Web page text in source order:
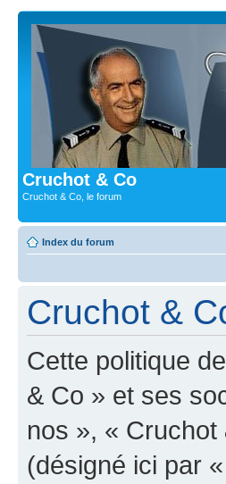
Cruchot & Co
Cruchot & Co, le forum
Index du forum
Cruchot &
Cette politique
& Co » et ses
nos », «
(désigné ici par